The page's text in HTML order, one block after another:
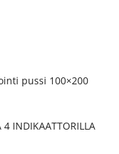
pussi 100×200
4 INDIKAATTORILLA